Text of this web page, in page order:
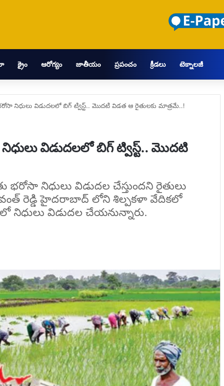
క్రైం ఆరోగ్యం జాతీయం ప్రపంచం క్రీడలు టెక్నాలజీ
భరోసా నిధులు విడుదలలో బిగ్ ట్విస్ట్.. మొదటి విడత ఆ రైతులకు మాత్రమే..!
విడుదలలో బిగ్ ట్విస్ట్.. మొదటి
భరోసా నిధులు విడుదల చేస్తుందని రైతులు
రేవంత్ రెడ్డి హైదరాబాద్ లోని శిల్పకళా వేదికలో
విడుదల చేయనున్నారు.